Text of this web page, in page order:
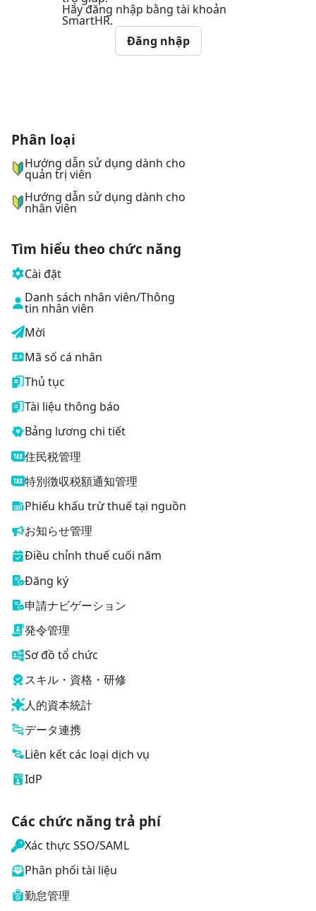
Hãy đăng nhập bằng tài khoản
SmartHR.
Đăng nhập
ナビゲーションメニュー
Phân loại
Hướng dẫn sử dụng dành cho
quản trị viên
Hướng dẫn sử dụng dành cho
nhân viên
Tìm hiểu theo chức năng
Cài đặt
Danh sách nhân viên/Thông
tin nhân viên
Mời
Mã số cá nhân
Thủ tục
Tài liệu thông báo
Bảng lương chi tiết
住民税管理
特別徴収税額通知管理
Phiếu khấu trừ thuế tại nguồn
お知らせ管理
Điều chỉnh thuế cuối năm
Đăng ký
申請ナビゲーション
発令管理
Sơ đồ tổ chức
スキル・資格・研修
人的資本統計
データ連携
Liên kết các loại dịch vụ
IdP
Các chức năng trả phí
Xác thực SSO/SAML
Phân phối tài liệu
勤怠管理